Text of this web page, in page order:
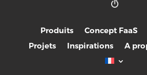
Produits Concept FaaS
Projets
Inspirations A